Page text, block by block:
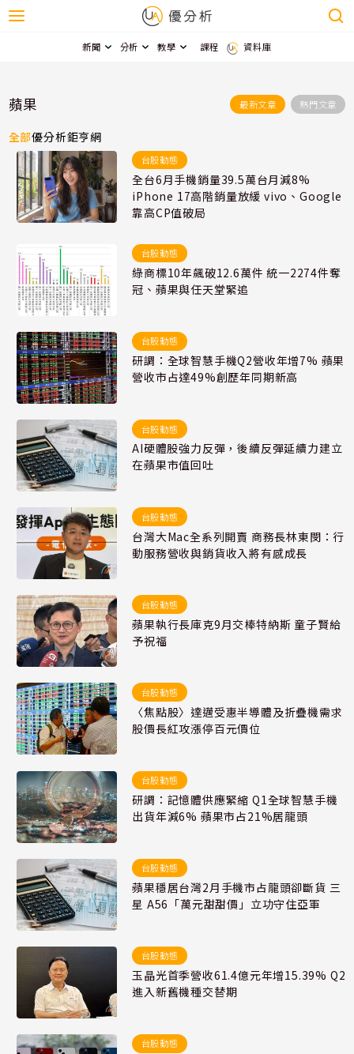
新聞 分析 教學 課程 資料庫
蘋果 最新文章 熱門文章
全部優分析鉅亨網
台股動態
全台6月手機銷量39.5萬台月減8%
iPhone 17高階銷量放緩 vivo、Google
靠高CP值破局
台股動態
綠商標10年飆破12.6萬件 統一2274件奪
冠、蘋果與任天堂緊追
台股動態
研調：全球智慧手機Q2營收年增7% 蘋果
營收市占達49%創歷年同期新高
台股動態
AI硬體股強力反彈，後續反彈延續力建立
在蘋果市值回吐
台股動態
台灣大Mac全系列開賣 商務長林東閔：行
動服務營收與銷貨收入將有感成長
台股動態
蘋果執行長庫克9月交棒特納斯 童子賢給
予祝福
台股動態
〈焦點股〉達邁受惠半導體及折疊機需求
股價長紅攻漲停百元價位
台股動態
研調：記憶體供應緊縮 Q1全球智慧手機
出貨年減6% 蘋果市占21%居龍頭
台股動態
蘋果穩居台灣2月手機市占龍頭卻斷貨 三
星 A56「萬元甜甜價」立功守住亞軍
台股動態
玉晶光首季營收61.4億元年增15.39% Q2
進入新舊機種交替期
台股動態